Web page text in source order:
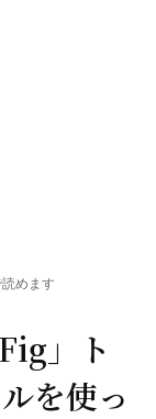
めます
」ト
を使っ